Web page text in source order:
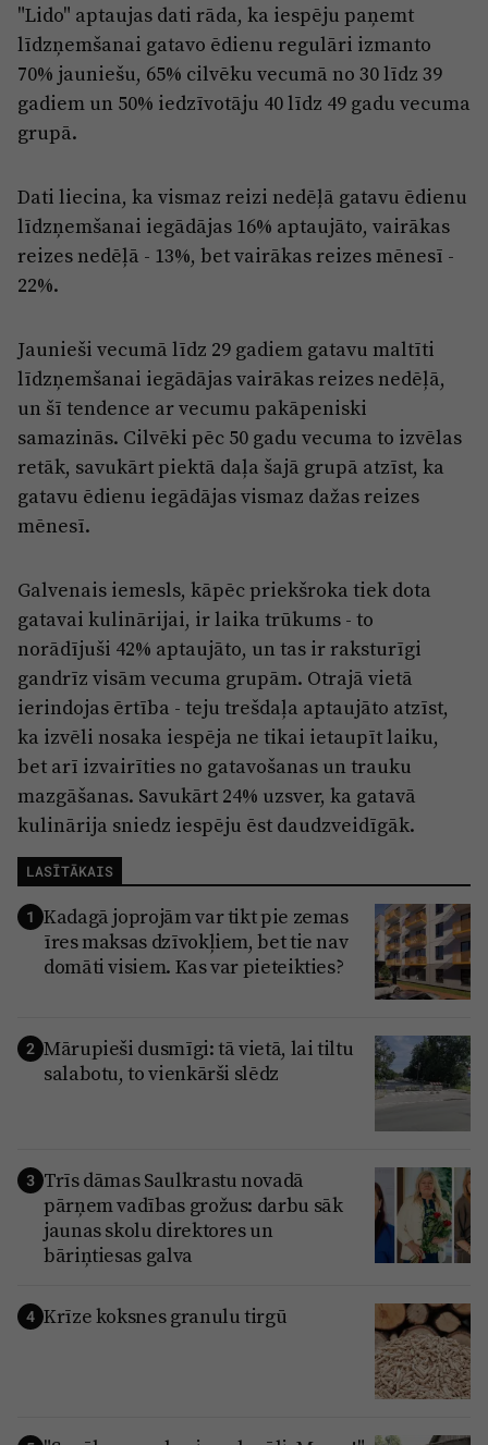
Jūrmala
Par laikrakstu
Privātuma politika
Ētikas kodekss
Pārredzamības paziņojumi
Sludinājumi
"Lido" aptaujas dati rāda, ka iespēju paņemt
līdzņemšanai gatavo ēdienu regulāri izmanto
70% jauniešu, 65% cilvēku vecumā no 30 līdz 39
gadiem un 50% iedzīvotāju 40 līdz 49 gadu vecuma
grupā.
Dati liecina, ka vismaz reizi nedēļā gatavu ēdienu
līdzņemšanai iegādājas 16% aptaujāto, vairākas
reizes nedēļā - 13%, bet vairākas reizes mēnesī -
22%.
Jaunieši vecumā līdz 29 gadiem gatavu maltīti
līdzņemšanai iegādājas vairākas reizes nedēļā,
un šī tendence ar vecumu pakāpeniski
samazinās. Cilvēki pēc 50 gadu vecuma to izvēlas
retāk, savukārt piektā daļa šajā grupā atzīst, ka
gatavu ēdienu iegādājas vismaz dažas reizes
mēnesī.
Galvenais iemesls, kāpēc priekšroka tiek dota
gatavai kulinārijai, ir laika trūkums - to
norādījuši 42% aptaujāto, un tas ir raksturīgi
gandrīz visām vecuma grupām. Otrajā vietā
ierindojas ērtība - teju trešdaļa aptaujāto atzīst,
ka izvēli nosaka iespēja ne tikai ietaupīt laiku,
bet arī izvairīties no gatavošanas un trauku
mazgāšanas. Savukārt 24% uzsver, ka gatavā
kulinārija sniedz iespēju ēst daudzveidīgāk.
LASĪTĀKAIS
1 Kadagā joprojām var tikt pie zemas
īres maksas dzīvokļiem, bet tie nav
domāti visiem. Kas var pieteikties?
2 Mārupieši dusmīgi: tā vietā, lai tiltu
salabotu, to vienkārši slēdz
3 Trīs dāmas Saulkrastu novadā
pārņem vadības grožus: darbu sāk
jaunas skolu direktores un
bāriņtiesas galva
4 Krīze koksnes granulu tirgū